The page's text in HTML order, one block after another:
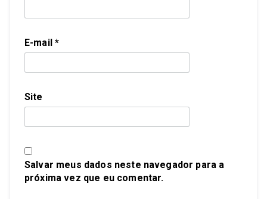
E-mail*
Site
Salvar meus dados neste navegador para a
próxima vez que eu comentar.